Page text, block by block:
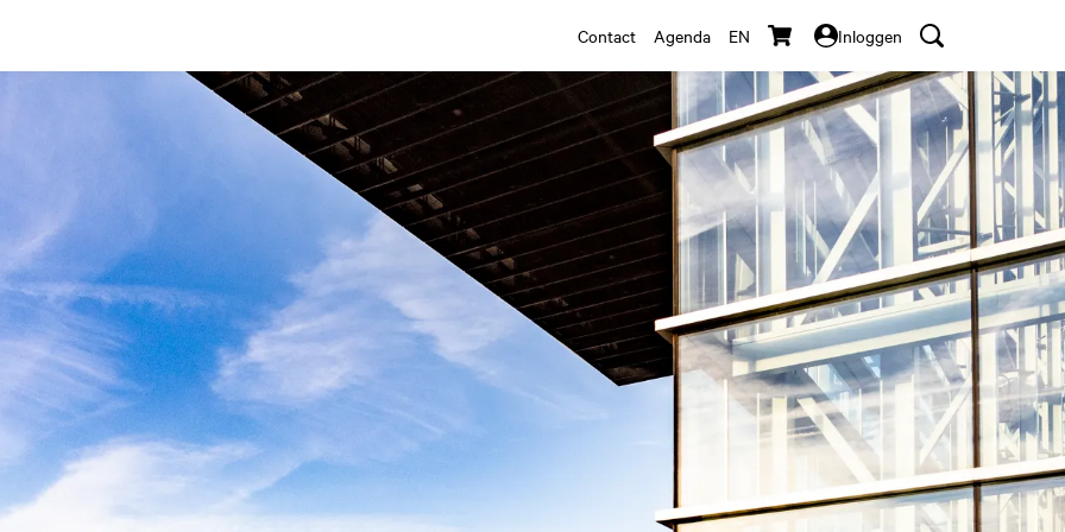
Contact Agenda EN Inloggen